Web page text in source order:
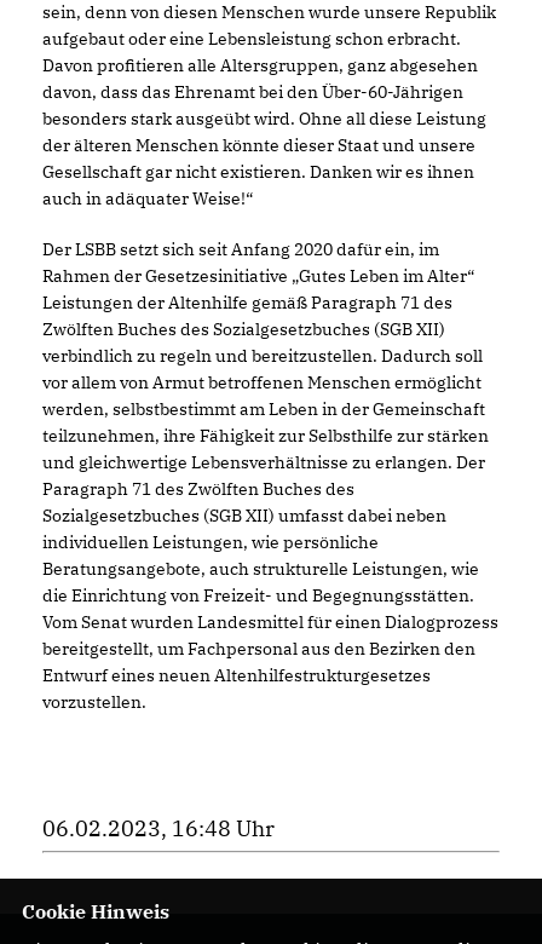
sein, denn von diesen Menschen wurde unsere Republik
aufgebaut oder eine Lebensleistung schon erbracht.
Davon profitieren alle Altersgruppen, ganz abgesehen
davon, dass das Ehrenamt bei den Über-60-Jährigen
besonders stark ausgeübt wird. Ohne all diese Leistung
der älteren Menschen könnte dieser Staat und unsere
Gesellschaft gar nicht existieren. Danken wir es ihnen
auch in adäquater Weise!“
Der LSBB setzt sich seit Anfang 2020 dafür ein, im
Rahmen der Gesetzesinitiative „Gutes Leben im Alter“
Leistungen der Altenhilfe gemäß Paragraph 71 des
Zwölften Buches des Sozialgesetzbuches (SGB XII)
verbindlich zu regeln und bereitzustellen. Dadurch soll
vor allem von Armut betroffenen Menschen ermöglicht
werden, selbstbestimmt am Leben in der Gemeinschaft
teilzunehmen, ihre Fähigkeit zur Selbsthilfe zur stärken
und gleichwertige Lebensverhältnisse zu erlangen. Der
Paragraph 71 des Zwölften Buches des
Sozialgesetzbuches (SGB XII) umfasst dabei neben
individuellen Leistungen, wie persönliche
Beratungsangebote, auch strukturelle Leistungen, wie
die Einrichtung von Freizeit- und Begegnungsstätten.
Vom Senat wurden Landesmittel für einen Dialogprozess
bereitgestellt, um Fachpersonal aus den Bezirken den
Entwurf eines neuen Altenhilfestrukturgesetzes
vorzustellen.
06.02.2023, 16:48 Uhr
Cookie Hinweis